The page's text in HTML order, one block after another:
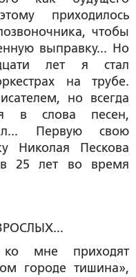
приходилось
чтобы
выправку... Но
лет я стал
на трубе.
но всегда
в слова песен,
Первую свою
Николая Пескова
25 лет во время
ко мне приходят
городе тишина»,